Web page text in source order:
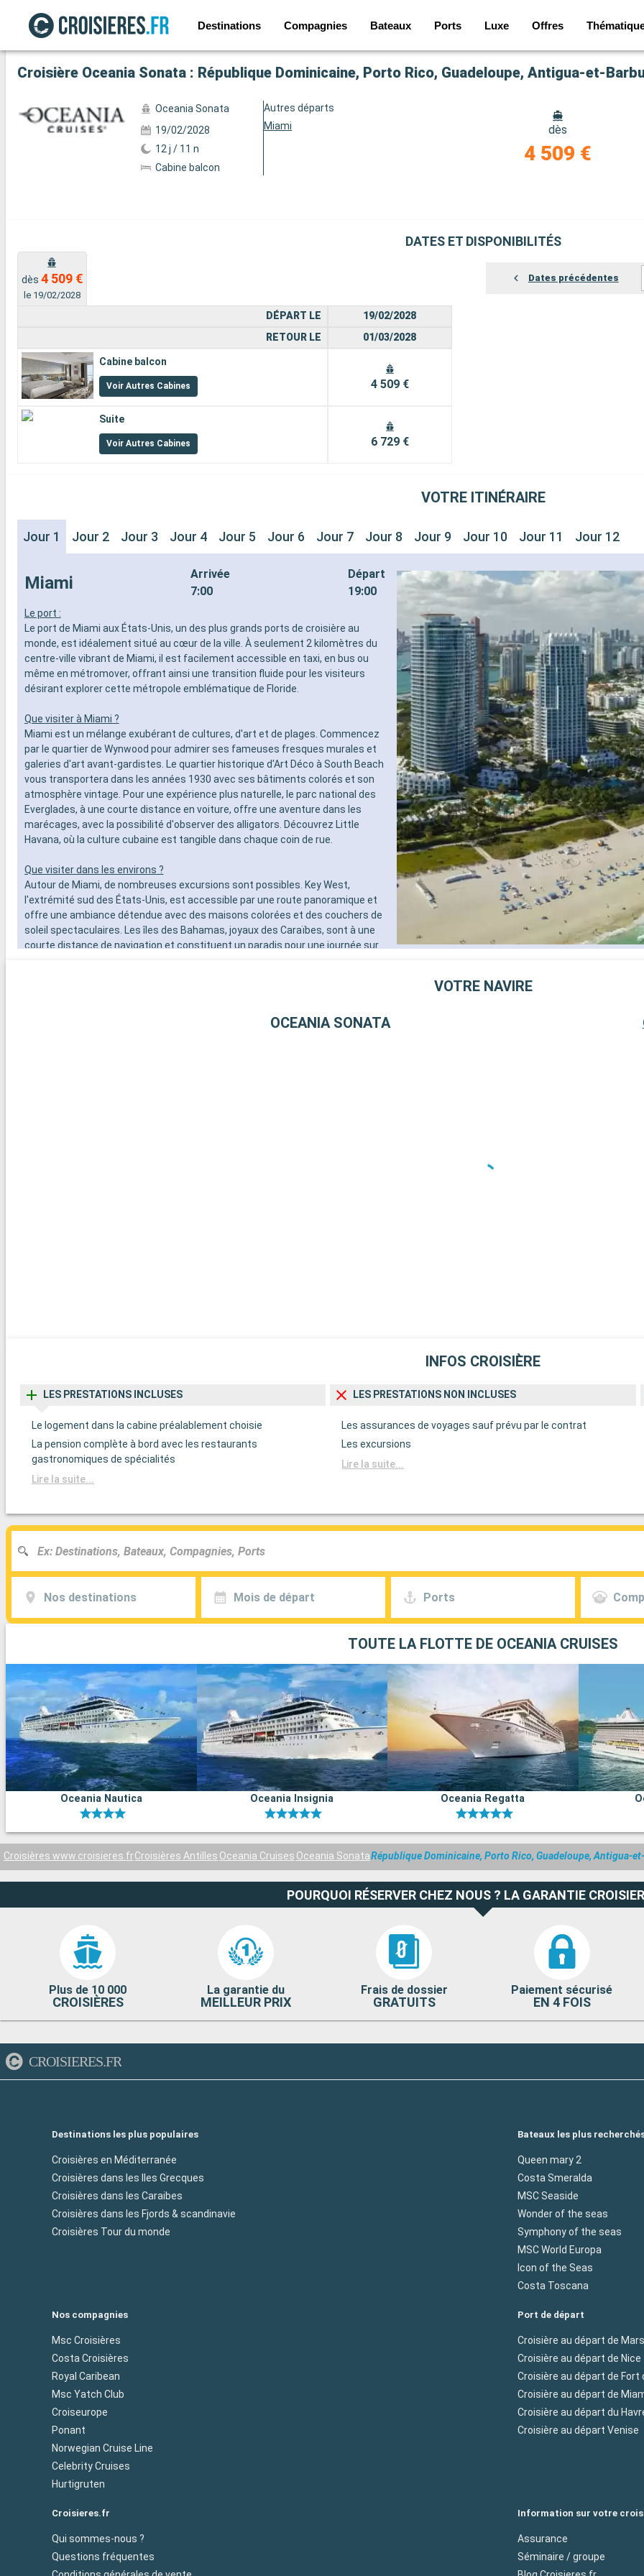
Destinations Compagnies Bateaux Ports Luxe Offres
Voir les 5 autres photos
Oceania Sonata
19/02/2028
12 j / 11 n
Cabine balcon
Autres départs
Miami
dès
4 509 €
DATES ET DISPONIBILITÉS
dès 4 509 €
le 19/02/2028
Dates précédentes
DÉPART LE
RETOUR LE
Cabine balcon
Voir Autres Cabines
Suite
Voir Autres Cabines
19/02/2028
01/03/2028
4 509 €
6 729 €
VOTRE ITINÉRAIRE
Jour 1 Jour 2 Jour 3 Jour 4 Jour 5 Jour 6 Jour 7 Jour 8 Jour 9 Jour 10 Jour 11 Jour 12
Miami
Arrivée
7:00
Départ
19:00
Le port :
Le port de Miami aux États-Unis, un des plus grands ports de croisière au
monde, est idéalement situé au cœur de la ville. À seulement 2 kilomètres du
centre-ville vibrant de Miami, il est facilement accessible en taxi, en bus ou
même en métromover, offrant ainsi une transition fluide pour les visiteurs
désirant explorer cette métropole emblématique de Floride.
Que visiter à Miami ?
Miami est un mélange exubérant de cultures, d'art et de plages. Commencez
par le quartier de Wynwood pour admirer ses fameuses fresques murales et
galeries d'art avant-gardistes. Le quartier historique d'Art Déco à South Beach
vous transportera dans les années 1930 avec ses bâtiments colorés et son
atmosphère vintage. Pour une expérience plus naturelle, le parc national des
Everglades, à une courte distance en voiture, offre une aventure dans les
marécages, avec la possibilité d'observer des alligators. Découvrez Little
Havana, où la culture cubaine est tangible dans chaque coin de rue.
Que visiter dans les environs ?
Autour de Miami, de nombreuses excursions sont possibles. Key West,
l'extrémité sud des États-Unis, est accessible par une route panoramique et
offre une ambiance détendue avec des maisons colorées et des couchers de
soleil spectaculaires. Les îles des Bahamas, joyaux des Caraïbes, sont à une
courte distance de navigation et constituent un paradis pour une journée sur
VOTRE NAVIRE
OCEANIA SONATA
INFOS CROISIÈRE
LES PRESTATIONS INCLUSES
Le logement dans la cabine préalablement choisie
La pension complète à bord avec les restaurants
gastronomiques de spécialités
Lire la suite...
LES PRESTATIONS NON INCLUSES
Les assurances de voyages sauf prévu par le contrat
Les excursions
Lire la suite...
Nos destinations Mois de départ Ports
TOUTE LA FLOTTE DE OCEANIA CRUISES
Oceania Nautica Oceania Insignia Oceania Regatta
Croisières www.croisieres.frCroisières Antilles Oceania Cruises Oceania SonataRépublique Dominicaine, Porto Rico, Guadeloupe, Antigua-
POURQUOI RÉSERVER CHEZ NOUS ? LA GARANTIE
Plus de 10 000
CROISIÈRES
La garantie du
MEILLEUR PRIX
Frais de dossier
GRATUITS
Paiement sécurisé
EN 4 FOIS
CROISIERES.FR
Destinations les plus populaires
Croisières en Méditerranée
Croisières dans les Iles Grecques
Croisières dans les Caraibes
Croisières dans les Fjords & scandinavie
Croisières Tour du monde
Bateaux les plus
Queen mary 2
Costa Smeralda
MSC Seaside
Wonder of the seas
Symphony of the seas
MSC World Europa
Icon of the Seas
Costa Toscana
Nos compagnies
Msc Croisières
Costa Croisières
Royal Caribean
Msc Yatch Club
Croiseurope
Ponant
Norwegian Cruise Line
Celebrity Cruises
Hurtigruten
Port de départ
Croisière au départ de
Croisière au départ de Nice
Croisière au départ de Fort
Croisière au départ de
Croisière au départ du
Croisière au départ Venise
Croisieres.fr
Qui sommes-nous ?
Questions fréquentes
Information sur votre
Assurance
Séminaire / groupe